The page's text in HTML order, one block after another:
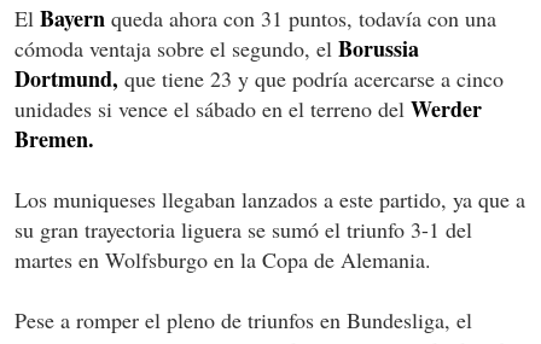
El Bayern queda ahora con 31 puntos, todavía con una
cómoda ventaja sobre el segundo, el Borussia
Dortmund, que tiene 23 y que podría acercarse a cinco
unidades si vence el sábado en el terreno del Werder
Bremen.
Los muniqueses llegaban lanzados a este partido, ya que a
su gran trayectoria liguera se sumó el triunfo 3-1 del
martes en Wolfsburgo en la Copa de Alemania.
Pese a romper el pleno de triunfos en Bundesliga, el